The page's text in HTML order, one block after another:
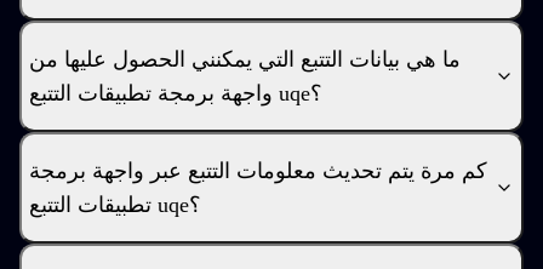
ما هي بيانات التتبع التي يمكنني الحصول عليها من
واجهة برمجة تطبيقات التتبع uqe؟
كم مرة يتم تحديث معلومات التتبع عبر واجهة برمجة
تطبيقات التتبع uqe؟